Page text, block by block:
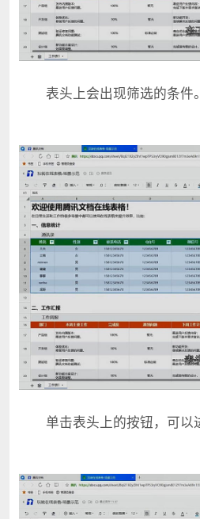
表头上会出现筛选的条件。
单击表头上的按钮，可以进